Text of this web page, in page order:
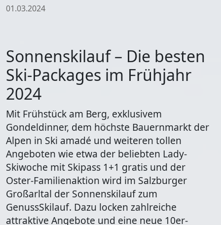
01.03.2024
Sonnenskilauf – Die besten
Ski-Packages im Frühjahr
2024
Mit Frühstück am Berg, exklusivem
Gondeldinner, dem höchste Bauernmarkt der
Alpen in Ski amadé und weiteren tollen
Angeboten wie etwa der beliebten Lady-
Skiwoche mit Skipass 1+1 gratis und der
Oster-Familienaktion wird im Salzburger
Großarltal der Sonnenskilauf zum
GenussSkilauf. Dazu locken zahlreiche
attraktive Angebote und eine neue 10er-